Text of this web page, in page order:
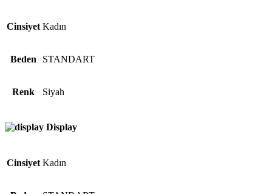
Cinsiyet Kadın
Beden STANDART
Renk Siyah
Display
Cinsiyet Kadın